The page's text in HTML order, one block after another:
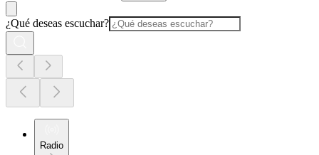
¿Qué deseas escuchar?
Radio